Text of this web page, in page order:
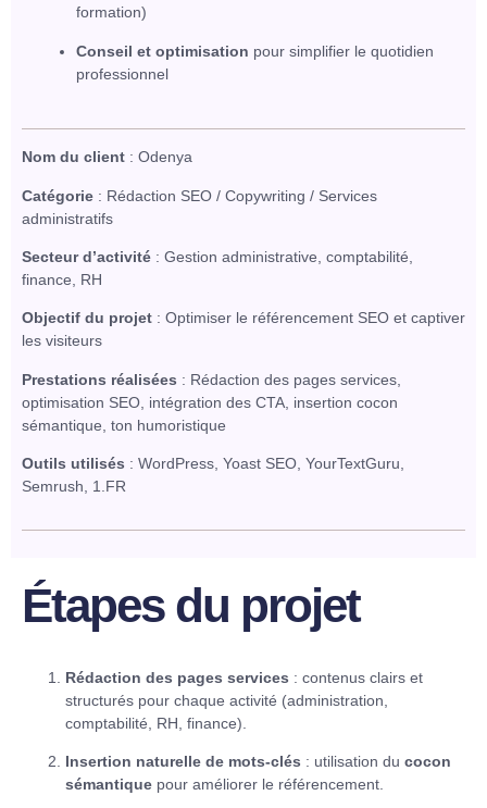
formation)
Conseil et optimisation pour simplifier le quotidien
professionnel
Nom du client : Odenya
Catégorie : Rédaction SEO / Copywriting / Services
administratifs
Secteur d’activité : Gestion administrative, comptabilité,
finance, RH
Objectif du projet : Optimiser le référencement SEO et captiver
les visiteurs
Prestations réalisées : Rédaction des pages services,
optimisation SEO, intégration des CTA, insertion cocon
sémantique, ton humoristique
Outils utilisés : WordPress, Yoast SEO, YourTextGuru,
Semrush, 1.FR
Étapes du projet
Rédaction des pages services : contenus clairs et
structurés pour chaque activité (administration,
comptabilité, RH, finance).
Insertion naturelle de mots-clés : utilisation du cocon
sémantique pour améliorer le référencement.